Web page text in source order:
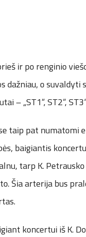
ir po renginio
dažniau, o suvaldyti
– „ST1“, ST2“,
taip pat numatomi
baigiantis
tarp K.
Šia arterija bus
koncertui iš K.